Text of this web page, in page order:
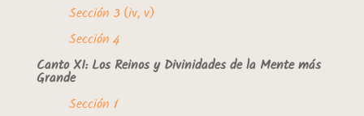
Sección 3 (iv, v)
Sección 4
Canto XI: Los Reinos y Divinidades de la Mente más
Grande
Sección 1